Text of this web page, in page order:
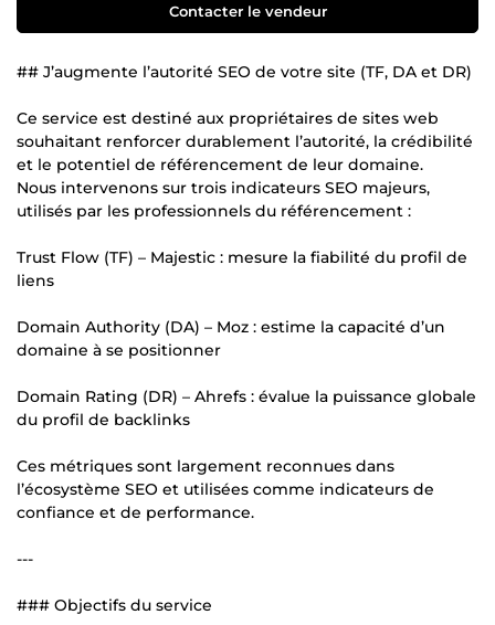
Contacter le vendeur
## J’augmente l’autorité SEO de votre site (TF, DA et DR)
Ce service est destiné aux propriétaires de sites web
souhaitant renforcer durablement l’autorité, la crédibilité
et le potentiel de référencement de leur domaine.
Nous intervenons sur trois indicateurs SEO majeurs,
utilisés par les professionnels du référencement :
Trust Flow (TF) – Majestic : mesure la fiabilité du profil de
liens
Domain Authority (DA) – Moz : estime la capacité d’un
domaine à se positionner
Domain Rating (DR) – Ahrefs : évalue la puissance globale
du profil de backlinks
Ces métriques sont largement reconnues dans
l’écosystème SEO et utilisées comme indicateurs de
confiance et de performance.
---
### Objectifs du service